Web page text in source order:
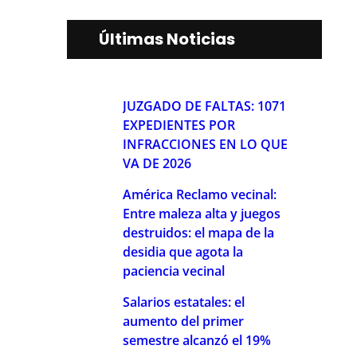
Últimas Noticias
JUZGADO DE FALTAS: 1071
EXPEDIENTES POR
INFRACCIONES EN LO QUE
VA DE 2026
América Reclamo vecinal:
Entre maleza alta y juegos
destruidos: el mapa de la
desidia que agota la
paciencia vecinal
Salarios estatales: el
aumento del primer
semestre alcanzó el 19%